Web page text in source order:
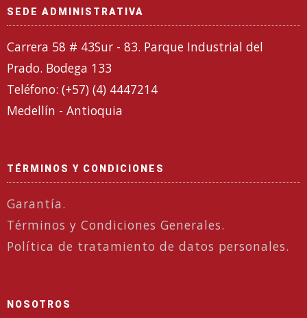
SEDE ADMINISTRATIVA
Carrera 58 # 43Sur - 83. Parque Industrial del
Prado. Bodega 133
Teléfono: (+57) (4) 4447214
Medellín - Antioquia
TÉRMINOS Y CONDICIONES
Garantía.
Términos y Condiciones Generales.
Política de tratamiento de datos personales.
NOSOTROS